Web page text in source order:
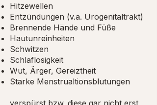
Hitzewellen
Entzündungen (v.a. Urogenitaltrakt)
Brennende Hände und Füße
Hautunreinheiten
Schwitzen
Schlaflosigkeit
Wut, Ärger, Gereiztheit
Starke Menstrualtionsblutungen
verspürst bzw. diese gar nicht erst